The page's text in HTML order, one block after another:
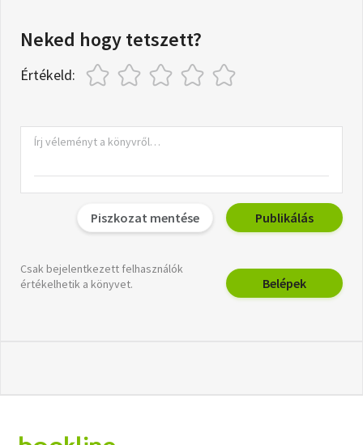
Neked hogy tetszett?
Értékeld:
Piszkozat mentése Publikálás
Csak bejelentkezett felhasználók
értékelhetik a könyvet.
Belépek